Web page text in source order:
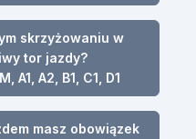
skrzyżowaniu w
tor jazdy?
A1, A2, B1, C1, D1
masz obowiązek